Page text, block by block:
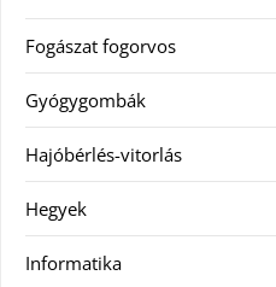
Fogászat fogorvos
Gyógygombák
Hajóbérlés-vitorlás
Hegyek
Informatika